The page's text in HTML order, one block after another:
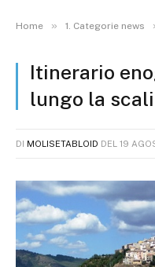
Home » 1. Categorie news
Itinerario
lungo la
DI MOLISETABLOID DEL 19